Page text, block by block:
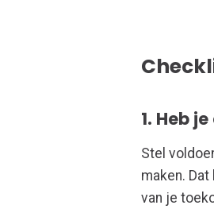
1. Heb
Stel
maken.
van je